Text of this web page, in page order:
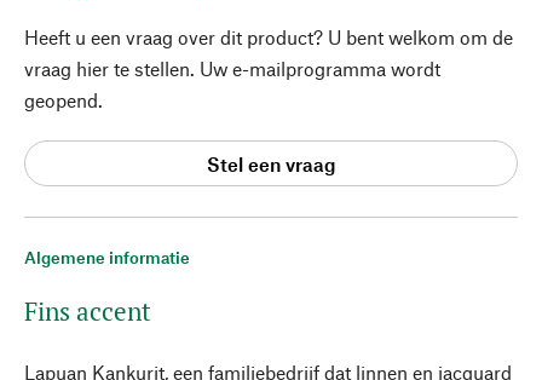
Algemene informatie
Fins accent
Lapuan Kankurit, een familiebedrijf dat linnen en jacquard
Heeft u een vraag over dit product? U bent welkom om de
vraag hier te stellen. Uw e-mailprogramma wordt
geopend.
Stel een vraag